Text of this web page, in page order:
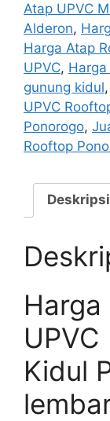
Atap UPVC
Alderon,
Harga Atap
UPVC,
gunung kidul,
UPVC
Ponorogo,
Rooftop
Deskripsi
Kidul